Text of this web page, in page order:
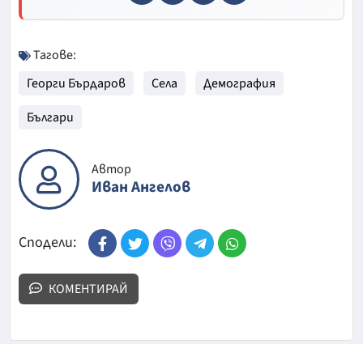
Тагове:
Георги Бърдаров
Села
Демография
Българи
Автор
Иван Ангелов
Сподели:
КОМЕНТИРАЙ